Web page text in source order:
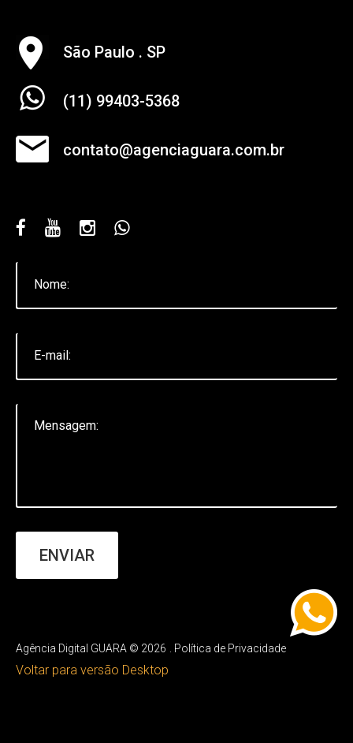
São Paulo . SP
(11) 99403-5368
contato@agenciaguara.com.br
ENVIAR
Agência Digital GUARA © 2026 Política de Privacidade
Voltar para versão Desktop